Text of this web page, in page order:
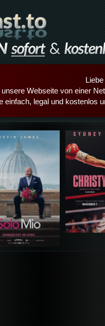
Webseite von einer
einfach, legal und kostenlos